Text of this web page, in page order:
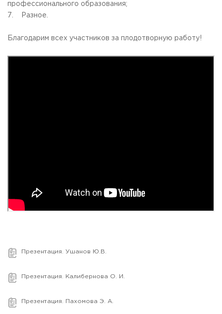
профессионального образования;
7. Разное.
Благодарим всех участников за плодотворную работу!
Презентация. Ушанов Ю.В.
Презентация. Калибернова О. И.
Презентация. Пахомова Э. А.